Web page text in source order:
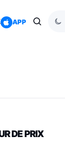
APP
DE PRIX